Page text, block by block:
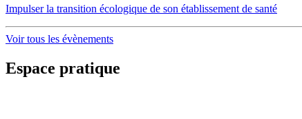
Impulser la transition écologique de son établissement de santé
Voir tous les évènements
Espace pratique